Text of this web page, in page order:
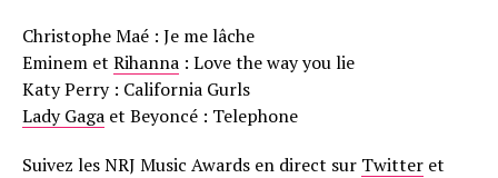
Christophe Maé : Je me lâche
Eminem et Rihanna : Love the way you lie
Katy Perry : California Gurls
Lady Gaga et Beyoncé : Telephone
Suivez les NRJ Music Awards en direct sur Twitter et